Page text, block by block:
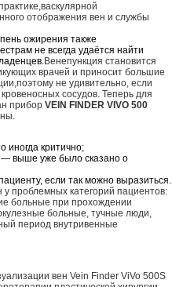
отображения вен и службы
ожирения также
не всегда удаётся найти
Венепункция становится
врачей и приносит большие
не удивительно, если
сосудов. Теперь для
прибор VEIN FINDER VIVO 500
иногда критично;
— выше уже было сказано о
если так можно выразиться.
у проблемных категорий пациентов:
больные при прохождении
больные, тучные люди,
период внутривенные
вен Vein Finder ViVo 500S